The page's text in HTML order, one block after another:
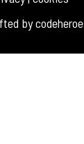
by